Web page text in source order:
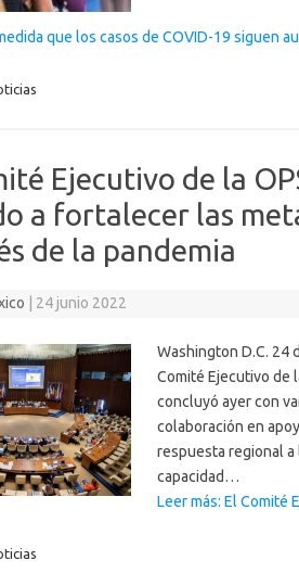
que los casos de COVID-19 siguen
Ejecutivo de la
a fortalecer las
de la pandemia
24 junio 2022
Washington D.C. 24
Comité Ejecutivo de
concluyó ayer con
colaboración en
respuesta regional a
capacidad…
Leer más: El Comité